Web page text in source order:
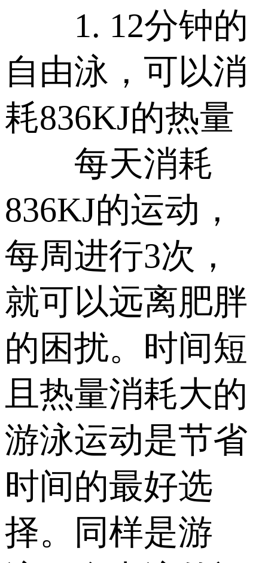
1. 12分钟的
自由泳，可以消
耗836KJ的热量
每天消耗
836KJ的运动，
每周进行3次，
就可以远离肥胖
的困扰。时间短
且热量消耗大的
游泳运动是节省
时间的最好选
择。同样是游